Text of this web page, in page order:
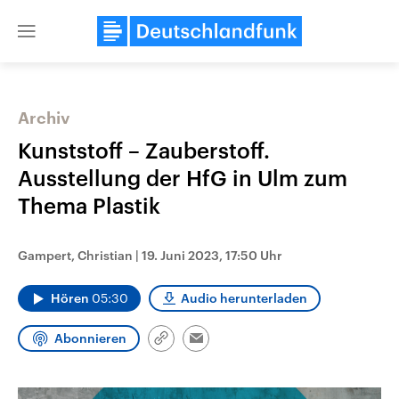
Close
Landtagswahl Sachsen-Anhalt
2026
Alle Informationen
Sachsen-Anhalt wählt am 6.
Bundesland von einer Koalition aus
USA
mit großem Einfluss auf
Archiv
Kunststoff – Zauberstoff.
Ausstellung der HfG in Ulm zum
Thema Plastik
Gampert, Christian | 19. Juni 2023, 17:50 Uhr
Hören 05:30 Audio herunterladen
Abonnieren
Link
Email